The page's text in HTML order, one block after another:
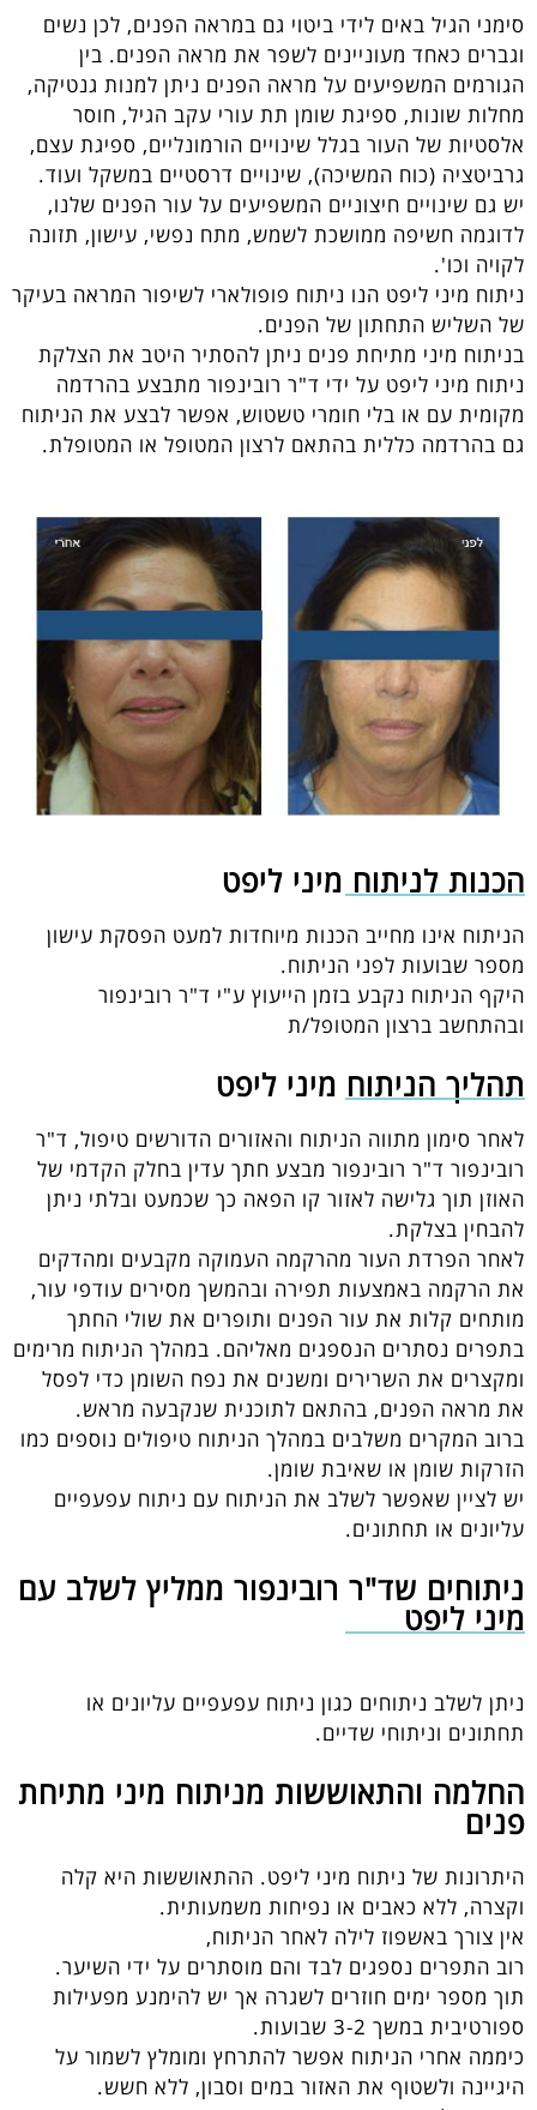
סימני הגיל באים לידי ביטוי גם במראה הפנים, לכן נשים
וגברים כאחד מעוניינים לשפר את מראה הפנים. בין
הגורמים המשפיעים על מראה הפנים ניתן למנות גנטיקה,
מחלות שונות, ספיגת שומן תת עורי עקב הגיל, חוסר
אלסטיות של העור בגלל שינויים הורמונליים, ספיגת עצם,
גרביטציה (כוח המשיכה), שינויים דרסטיים במשקל ועוד.
יש גם שינויים חיצוניים המשפיעים על עור הפנים שלנו,
לדוגמה חשיפה ממושכת לשמש, מתח נפשי, עישון, תזונה
לקויה וכו'.
ניתוח מיני ליפט הנו ניתוח פופולארי לשיפור המראה בעיקר
של השליש התחתון של הפנים.
בניתוח מיני מתיחת פנים ניתן להסתיר היטב את הצלקת
ניתוח מיני ליפט על ידי ד"ר רובינפור מתבצע בהרדמה
מקומית עם או בלי חומרי טשטוש, אפשר לבצע את הניתוח
גם בהרדמה כללית בהתאם לרצון המטופל או המטופלת.
הכנות לניתוח מיני ליפט
הניתוח אינו מחייב הכנות מיוחדות למעט הפסקת עישון
מספר שבועות לפני הניתוח.
היקף הניתוח נקבע בזמן הייעוץ ע"י ד"ר רובינפור
ובהתחשב ברצון המטופל/ת
תהליך הניתוח מיני ליפט
לאחר סימון מתווה הניתוח והאזורים הדורשים טיפול, ד"ר
רובינפור ד"ר רובינפור מבצע חתך עדין בחלק הקדמי של
האוזן תוך גלישה לאזור קו הפאה כך שכמעט ובלתי ניתן
להבחין בצלקת.
לאחר הפרדת העור מהרקמה העמוקה מקבעים ומהדקים
את הרקמה באמצעות תפירה ובהמשך מסירים עודפי עור,
מותחים קלות את עור הפנים ותופרים את שולי החתך
בתפרים נסתרים הנספגים מאליהם. במהלך הניתוח מרימים
ומקצרים את השרירים ומשנים את נפח השומן כדי לפסל
את מראה הפנים, בהתאם לתוכנית שנקבעה מראש.
ברוב המקרים משלבים במהלך הניתוח טיפולים נוספים כמו
הזרקות שומן או שאיבת שומן.
יש לציין שאפשר לשלב את הניתוח עם ניתוח עפעפיים
עליונים או תחתונים.
ניתוחים שד"ר רובינפור ממליץ לשלב עם
מיני ליפט
ניתן לשלב ניתוחים כגון ניתוח עפעפיים עליונים או
תחתונים וניתוחי שדיים.
החלמה והתאוששות מניתוח מיני מתיחת
פנים
היתרונות של ניתוח מיני ליפט. ההתאוששות היא קלה
וקצרה, ללא כאבים או נפיחות משמעותית.
אין צורך באשפוז לילה לאחר הניתוח,
רוב התפרים נספגים לבד והם מוסתרים על ידי השיער.
תוך מספר ימים חוזרים לשגרה אך יש להימנע מפעילות
ספורטיבית במשך 3-2 שבועות.
כיממה אחרי הניתוח אפשר להתרחץ ומומלץ לשמור על
היגיינה ולשטוף את האזור במים וסבון, ללא חשש.